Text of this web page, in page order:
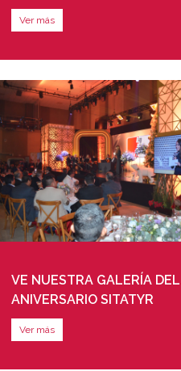
Ver más
VE NUESTRA GALERÍA
ANIVERSARIO SITATYR
Ver más